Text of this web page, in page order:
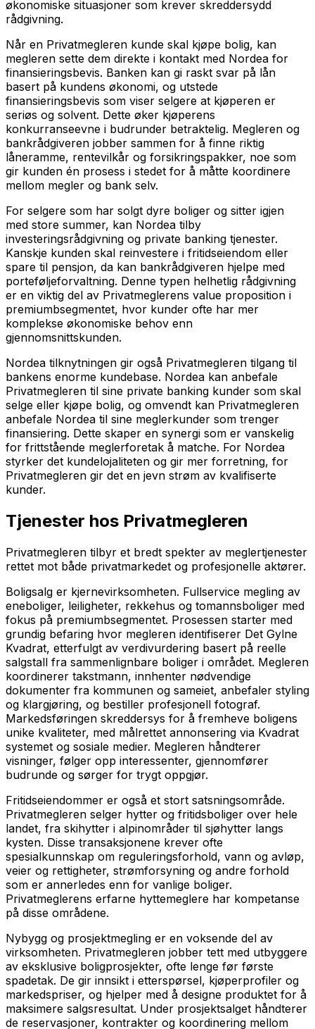
økonomiske situasjoner som krever skreddersydd
rådgivning.
Når en Privatmegleren kunde skal kjøpe bolig, kan
megleren sette dem direkte i kontakt med Nordea for
finansieringsbevis. Banken kan gi raskt svar på lån
basert på kundens økonomi, og utstede
finansieringsbevis som viser selgere at kjøperen er
seriøs og solvent. Dette øker kjøperens
konkurranseevne i budrunder betraktelig. Megleren og
bankrådgiveren jobber sammen for å finne riktig
låneramme, rentevilkår og forsikringspakker, noe som
gir kunden én prosess i stedet for å måtte koordinere
mellom megler og bank selv.
For selgere som har solgt dyre boliger og sitter igjen
med store summer, kan Nordea tilby
investeringsrådgivning og private banking tjenester.
Kanskje kunden skal reinvestere i fritidseiendom eller
spare til pensjon, da kan bankrådgiveren hjelpe med
porteføljeforvaltning. Denne typen helhetlig rådgivning
er en viktig del av Privatmeglerens value proposition i
premiumbsegmentet, hvor kunder ofte har mer
komplekse økonomiske behov enn
gjennomsnittskunden.
Nordea tilknytningen gir også Privatmegleren tilgang til
bankens enorme kundebase. Nordea kan anbefale
Privatmegleren til sine private banking kunder som skal
selge eller kjøpe bolig, og omvendt kan Privatmegleren
anbefale Nordea til sine meglerkunder som trenger
finansiering. Dette skaper en synergi som er vanskelig
for frittstående meglerforetak å matche. For Nordea
styrker det kundelojaliteten og gir mer forretning, for
Privatmegleren gir det en jevn strøm av kvalifiserte
kunder.
Tjenester hos Privatmegleren
Privatmegleren tilbyr et bredt spekter av meglertjenester
rettet mot både privatmarkedet og profesjonelle aktører.
Boligsalg er kjernevirksomheten. Fullservice megling av
eneboliger, leiligheter, rekkehus og tomannsboliger med
fokus på premiumbsegmentet. Prosessen starter med
grundig befaring hvor megleren identifiserer Det Gylne
Kvadrat, etterfulgt av verdivurdering basert på reelle
salgstall fra sammenlignbare boliger i området. Megleren
koordinerer takstmann, innhenter nødvendige
dokumenter fra kommunen og sameiet, anbefaler styling
og klargjøring, og bestiller profesjonell fotograf.
Markedsføringen skreddersys for å fremheve boligens
unike kvaliteter, med målrettet annonsering via Kvadrat
systemet og sosiale medier. Megleren håndterer
visninger, følger opp interessenter, gjennomfører
budrunde og sørger for trygt oppgjør.
Fritidseiendommer er også et stort satsningsområde.
Privatmegleren selger hytter og fritidsboliger over hele
landet, fra skihytter i alpinområder til sjøhytter langs
kysten. Disse transaksjonene krever ofte
spesialkunnskap om reguleringsforhold, vann og avløp,
veier og rettigheter, strømforsyning og andre forhold
som er annerledes enn for vanlige boliger.
Privatmeglerens erfarne hyttemeglere har kompetanse
på disse områdene.
Nybygg og prosjektmegling er en voksende del av
virksomheten. Privatmegleren jobber tett med utbyggere
av eksklusive boligprosjekter, ofte lenge før første
spadetak. De gir innsikt i etterspørsel, kjøperprofiler og
markedspriser, og hjelper med å designe produktet for å
maksimere salgsresultat. Under prosjektsalget håndterer
de reservasjoner, kontrakter og koordinering mellom